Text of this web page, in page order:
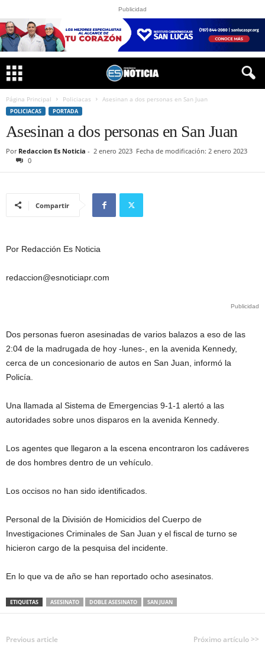
Publicidad
Página Principal Policiacas Asesinan a dos personas en San Juan
POLICIACAS PORTADA
Asesinan a dos personas en San Juan
Por Redaccion Es Noticia - 2 enero 2023 Fecha de modificación: 2 enero 2023
0
Compartir
Por Redacción Es Noticia
redaccion@esnoticiapr.com
Publicidad
Dos personas fueron asesinadas de varios balazos a eso de las
2:04 de la madrugada de hoy -lunes-, en la avenida Kennedy,
cerca de un concesionario de autos en San Juan, informó la
Policía.
Una llamada al Sistema de Emergencias 9-1-1 alertó a las
autoridades sobre unos disparos en la avenida Kennedy
Los agentes que llegaron a la escena encontraron los cadáveres
de dos hombres dentro de un vehículo.
L os occisos no han sido identificados.
Personal de la División de Homicidios del Cuerpo de
Investigaciones Criminales de San Juan y el fiscal de turno se
hicieron cargo de la pesquisa del incidente.
En lo que va de año se han reportado ocho asesinatos.
ETIQUETAS ASESINATO DOBLE ASESINATO SAN JUAN
Previous article Próximo artículo >>